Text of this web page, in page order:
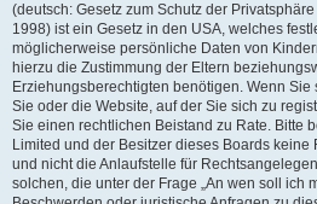
(deutsch: Gesetz zum Schutz der
1998) ist ein Gesetz in den USA, welches
möglicherweise persönliche Daten von
hierzu die Zustimmung der Eltern
Erziehungsberechtigten benötigen. Wenn
Sie oder die Website, auf der Sie sich zu
Sie einen rechtlichen Beistand zu Rate. Bitte
Limited und der Besitzer dieses Boards
und nicht die Anlaufstelle für
solchen, die unter der Frage „An wen soll ich